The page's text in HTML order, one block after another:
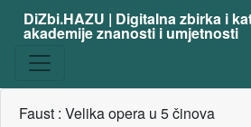
DiZbi.HAZU | Digitalna zbirka i
akademije znanosti i umjetnosti
Faust : Velika opera u 5 činova